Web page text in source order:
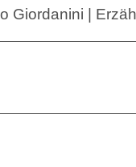
Giordanini |